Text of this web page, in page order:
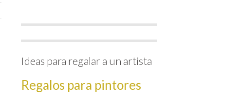
Ideas para regalar a un artista
Regalos para pintores